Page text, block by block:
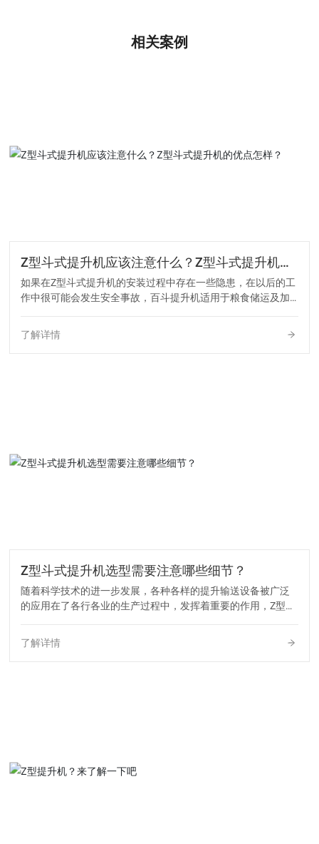
相关案例
Z型斗式提升机应该注意什么？Z型斗式提升机的
优点怎样？
如果在Z型斗式提升机的安装过程中存在一些隐患，在以后的工
作中很可能会发生安全事故，百斗提升机适用于粮食储运及加
设计和适当维护也直接影响斗式提升机的使用效率。
了解详情
Z型斗式提升机选型需要注意哪些细节？
随着科学技术的进一步发展，各种各样的提升输送设备被广泛
的应用在了各行各业的生产过程中，发挥着重要的作用，Z型斗
有省人工、省时间、省面积的优点，因此目前的市场需求量非
常大，并且呈现出了稳步上涨的趋势。
了解详情